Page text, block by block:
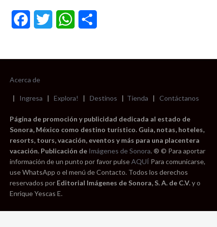
FacebookTwitter WhatsApp
Acerca de
| Ingresa | Explora! | Destinos | Tienda | Contáctanos
Página de promoción y publicidad dedicada al estado de
Sonora, México como destino turístico. Guia, notas, hoteles,
resorts, tours, vacación, eventos y más para una placentera
vacación. Publicación de Imágenes de Sonora. ® © Para aportar
información de un punto por favor pulseAQUÍ Para comunicarse,
use WhatsApp o el menú de Contacto. Todos los derechos
reservados por Editorial Imágenes de Sonora, S. A. de C.V.y o
Enrique Yescas E.